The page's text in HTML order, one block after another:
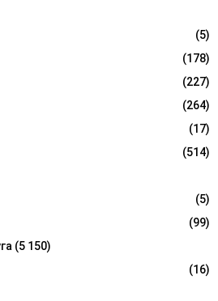
(5)
(178)
(227)
(264)
(17)
(514)
(5)
(99)
(5 150)
(16)